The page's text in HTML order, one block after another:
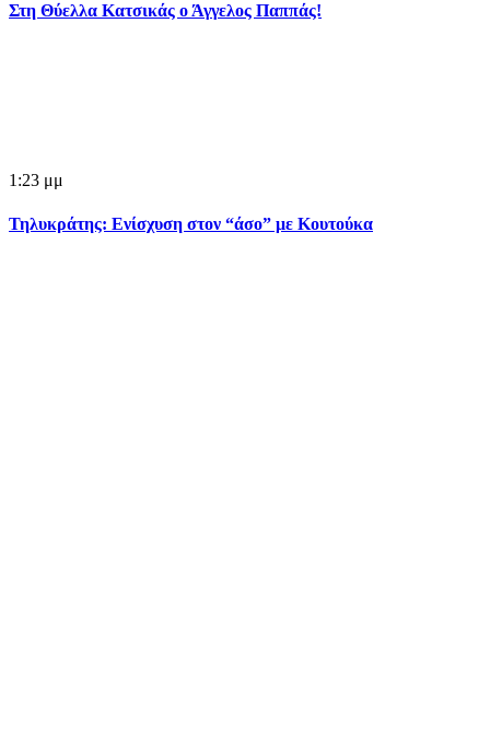
Στη Θύελλα Κατσικάς ο Άγγελος Παππάς!
1:23 μμ
Τηλυκράτης: Ενίσχυση στον “άσο” με Κουτούκα